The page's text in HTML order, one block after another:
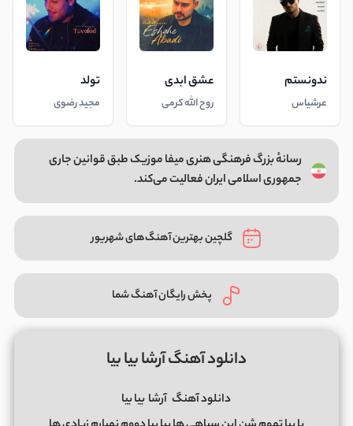
ندونستم
عرشیاس
عشق ابدی
روح الله کرمی
تولد
مجید رضوی
رسانهٔ بزرگ فرهنگی هنری میفا موزیک طبق قوانین جاری
جمهوری اسلامی ایران فعالیت می‌کند.
گلچین بهترین آهنگ‌های شهریور
پخش رایگان آهنگ شما
دانلود آهنگ آرشا بیا بیا
دانلود آهنگ آرشا بیا بیا